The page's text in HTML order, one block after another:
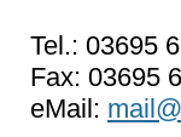
Tel.: 03695
Fax: 03695
eMail: